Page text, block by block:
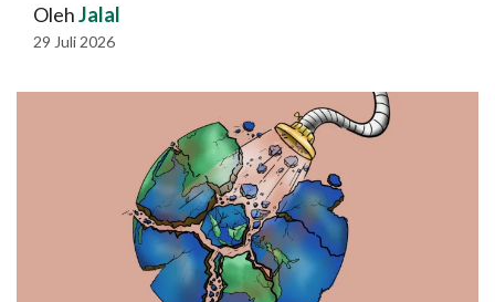
OlehJalal
29 Juli 2026